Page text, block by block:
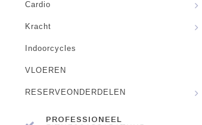
Cardio
Kracht
Indoorcycles
VLOEREN
RESERVEONDERDELEN
PROFESSIONEEL